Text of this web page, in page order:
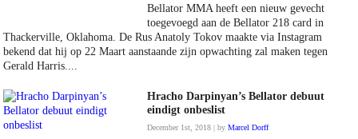
Bellator MMA heeft een nieuw gevecht
toegevoegd aan de Bellator 218 card in
Thackerville, Oklahoma. De Rus Anatoly Tokov maakte via Instagram
bekend dat hij op 22 Maart aanstaande zijn opwachting zal maken tegen
Gerald Harris....
Hracho Darpinyan’s Bellator debuut
eindigt onbeslist
December 1st, 2018 | byMarcel Dorff